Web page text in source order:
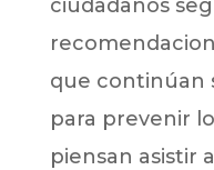
ciudadanos
que continúan
para prevenir
piensan asistir